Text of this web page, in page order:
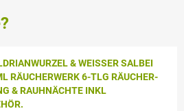
& WEISSER SALBEI Z
6-TLG RÄUCHER-S
& RAUHNÄCHTE INKL R